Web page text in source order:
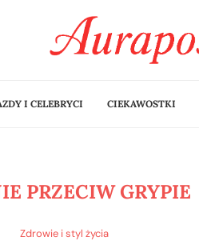
I CELEBRYCI CIEKAWOSTKI
PRZECIW GRYPIE
Zdrowie i styl życia